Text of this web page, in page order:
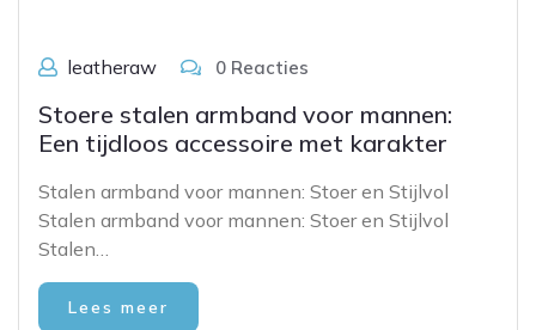
leatheraw 0 Reacties
Stoere stalen armband voor mannen:
Een tijdloos accessoire met karakter
Stalen armband voor mannen: Stoer en Stijlvol
Stalen armband voor mannen: Stoer en Stijlvol
Stalen…
Lees meer